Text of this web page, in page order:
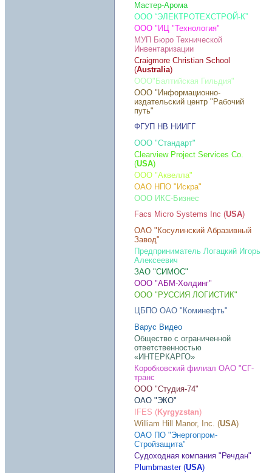
Мастер-Арома
ООО “ЭЛЕКТРОТЕХСТРОЙ-К”
ООО "ИЦ "Технология"
МУП Бюро Технической
Инвентаризации
Craigmore Christian School
(Australia)
ООО"Балтийская Гильдия"
ООО "Информационно-
издательский центр "Рабочий
путь"
ФГУП НВ НИИГГ
ООО "Стандарт"
Clearview Project Services Co.
(USA)
ООО "Аквелла"
ОАО НПО "Искра"
ООО ИКС-Бизнес
Facs Micro Systems Inc (USA)
ОАО "Косулинский Абразивный
Завод"
Предприниматель Логацкий Игорь
Алексеевич
ЗАО "СИМОС"
ООО "АБМ-Холдинг"
ООО "РУССИЯ ЛОГИСТИК"
ЦБПО ОАО "Коминефть"
Варус Видео
Общество с ограниченной
ответственностью
«ИНТЕРКАРГО»
Коробковский филиал ОАО "СГ-
транс
ООО "Студия-74"
ОАО "ЭКО"
IFES (Kyrgyzstan)
William Hill Manor, Inc. (USA)
ОАО ПО "Энергопром-
Стройзащита"
Судоходная компания "Речдан"
Plumbmaster (USA)